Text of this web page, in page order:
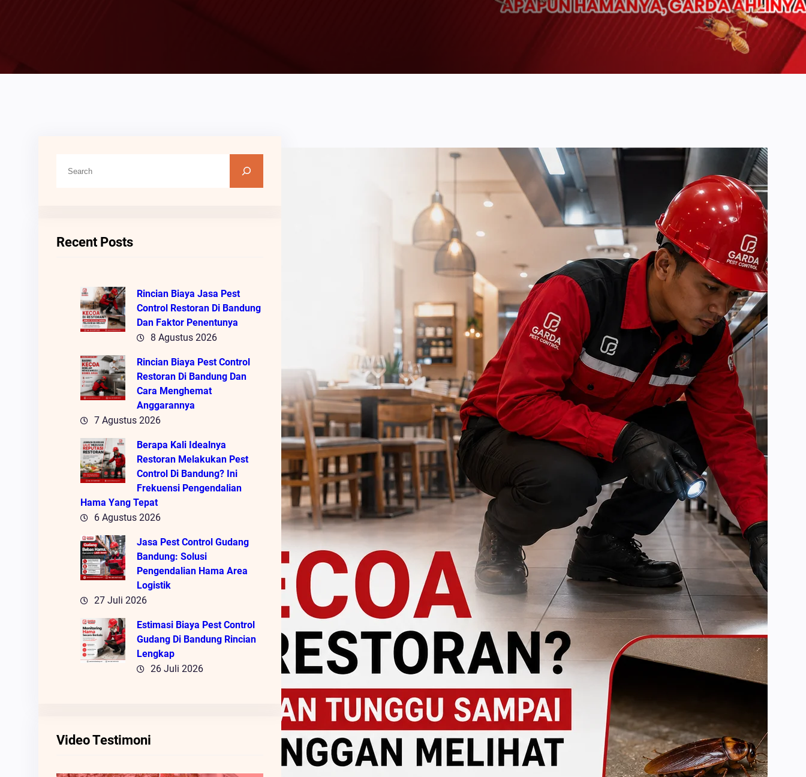
Recent Posts
Rincian Biaya Jasa Pest
Control Restoran Di Bandung
Dan Faktor Penentunya
8 Agustus 2026
Rincian Biaya Pest Control
Restoran Di Bandung Dan
Cara Menghemat
Anggarannya
7 Agustus 2026
Berapa Kali Idealnya
Restoran Melakukan Pest
Control Di Bandung? Ini
Frekuensi Pengendalian
Hama Yang Tepat
6 Agustus 2026
Jasa Pest Control Gudang
Bandung: Solusi
Pengendalian Hama Area
Logistik
27 Juli 2026
Estimasi Biaya Pest Control
Gudang Di Bandung Rincian
Lengkap
26 Juli 2026
Video Testimoni